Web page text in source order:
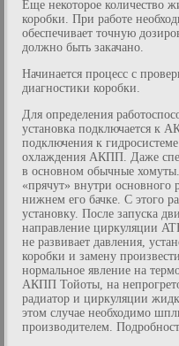
Еще некоторое количество
коробки. При работе
обеспечивает точную
должно быть закачано.
Начинается процесс с
диагностики коробки.
Для определения
установка подключается к
подключения к
охлаждения АКПП. Даже
в основном обычные
«прячут» внутри основного
нижнем его бачке. С этого
установку. После запуска
направление циркуляции
не развивает давления,
коробки и замену
нормальное явление на
АКПП Тойоты, на
радиатор и циркуляции
этом случае необходимо
производителем.